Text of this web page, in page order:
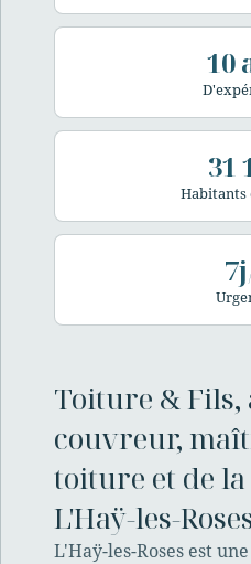
10
31
Habitants
Toiture &
couvreur,
toiture et de
L'Haÿ-les-
L'Haÿ-les-Roses est